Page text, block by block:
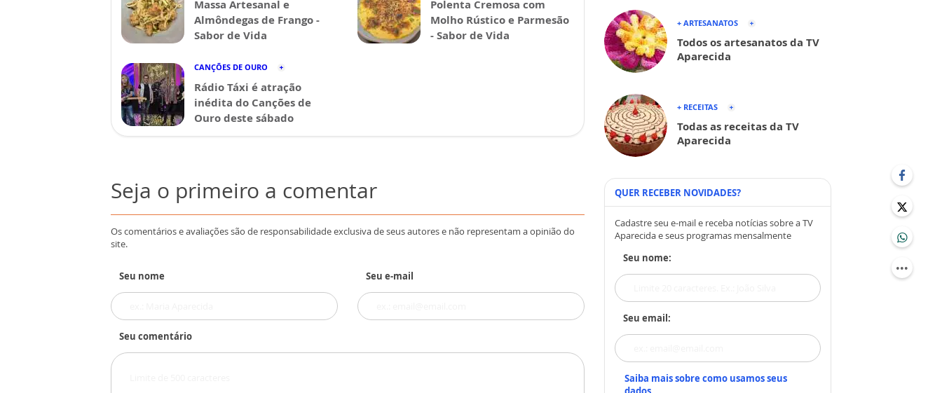
Massa Artesanal e
Almôndegas de Frango -
Sabor de Vida
Polenta Cremosa com
Molho Rústico e Parmesão
- Sabor de Vida
CANÇÕES DE OURO
Rádio Táxi é atração
inédita do Canções de
Ouro deste sábado
Seja o primeiro a comentar
Os comentários e avaliações são de responsabilidade exclusiva de seus autores e não representam a opinião do
site.
Seu nome Seu e-mail
Seu comentário
+ ARTESANATOS
Todos os artesanatos da TV
Aparecida
+ RECEITAS
Todas as receitas da TV
Aparecida
QUER RECEBER NOVIDADES?
Cadastre seu e-mail e receba notícias sobre a TV
Aparecida e seus programas mensalmente
Seu nome:
Seu email:
Saiba mais sobre como usamos seus